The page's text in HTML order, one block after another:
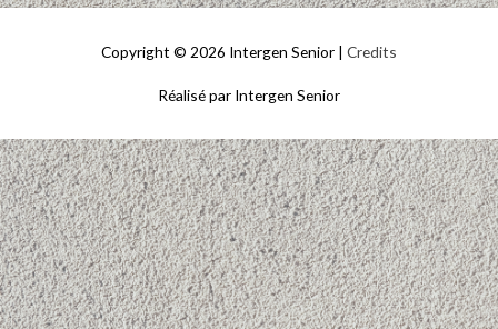
u
r
:
Copyright © 2026 Intergen Senior | Credits
Réalisé par Intergen Senior